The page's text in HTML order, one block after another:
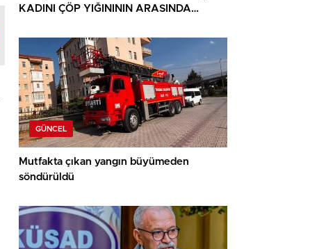
KADINI ÇÖP YIĞINININ ARASINDA
GÜNCEL
Mutfakta çıkan yangın büyümeden
söndürüldü